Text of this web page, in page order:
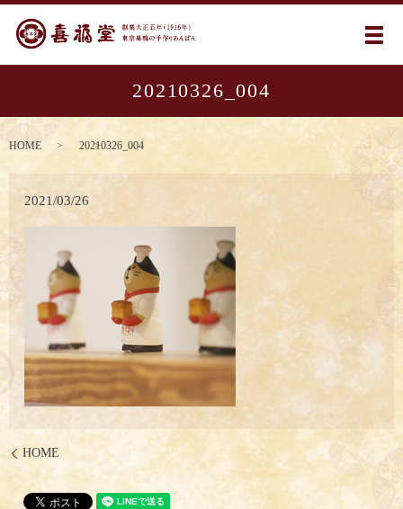
メ
20210326_004
HOME 20210326_004
2021/03/26
HOME